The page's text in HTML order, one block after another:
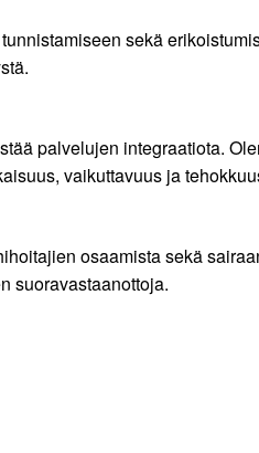
sekä
palvelujen integraatiota.
vaikuttavuus ja
osaamista sekä
suoravastaanottoja.